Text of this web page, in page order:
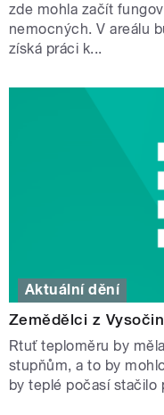
zde mohla začít
nemocných. V areálu
získá práci k...
Aktuální dění
Zemědělci z
Rtuť teploměru by
stupňům, a to by
by teplé počasí stačilo